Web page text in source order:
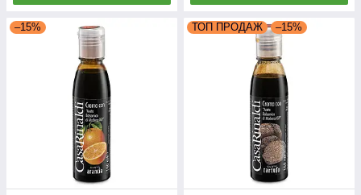
–15% ТОП ПРОДАЖ –15%